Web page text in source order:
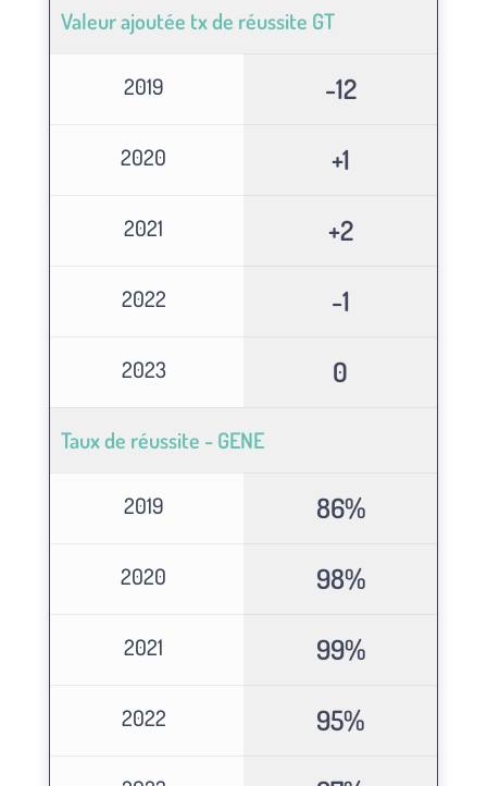
Valeur ajoutée tx de réussite GT
2019 -12
2020 +1
2021 +2
2022 -1
2023 0
Taux de réussite - GENE
2019 86%
2020 98%
2021 99%
2022 95%